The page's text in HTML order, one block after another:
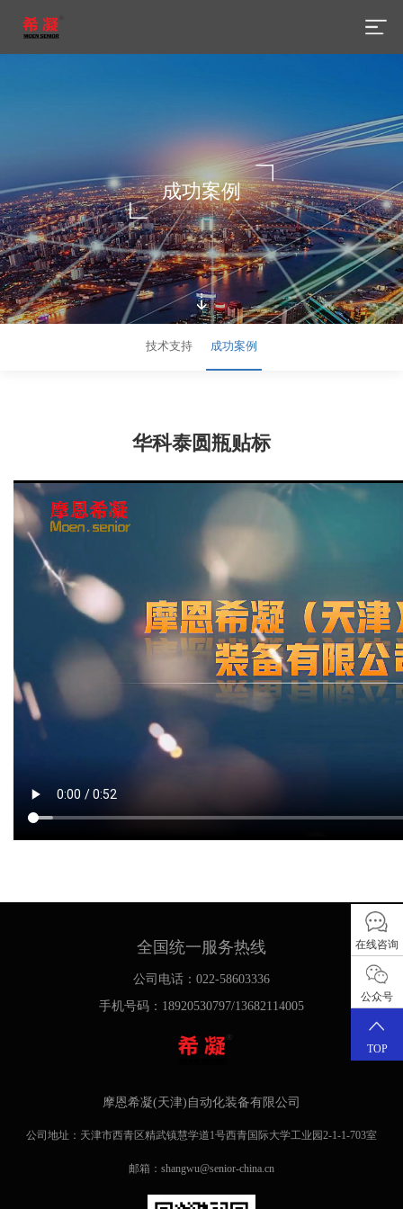
成功案例
技术支持 成功案例
华科泰圆瓶贴标
全国统一服务热线
公司电话：022-58603336
手机号码：18920530797/13682114005
摩恩希凝(天津)自动化装备有限公司
公司地址：天津市西青区精武镇慧学道1号西青国际大学工业园2-1-1-703室
邮箱：shangwu@senior-china.cn
在线咨询
公众号
TOP